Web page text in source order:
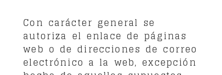
Con carácter general se
autoriza el enlace de páginas
web o de direcciones de correo
electrónico a la web, excepción